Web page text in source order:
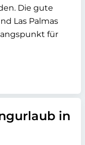
Die gute
Las Palmas
für
in